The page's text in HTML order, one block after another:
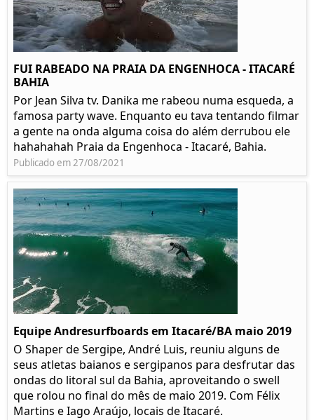
FUI RABEADO NA PRAIA DA ENGENHOCA - ITACARÉ
BAHIA
Por Jean Silva tv. Danika me rabeou numa esqueda, a
famosa party wave. Enquanto eu tava tentando filmar
a gente na onda alguma coisa do além derrubou ele
hahahahah Praia da Engenhoca - Itacaré, Bahia.
Publicado em 27/08/2021
Equipe Andresurfboards em Itacaré/BA maio 2019
O Shaper de Sergipe, André Luis, reuniu alguns de
seus atletas baianos e sergipanos para desfrutar das
ondas do litoral sul da Bahia, aproveitando o swell
que rolou no final do mês de maio 2019. Com Félix
Martins e Iago Araújo, locais de Itacaré.